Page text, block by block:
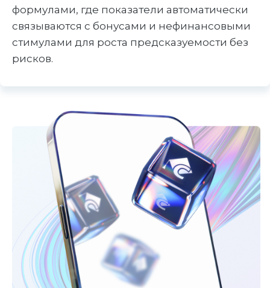
формулами, где показатели автоматически
связываются с бонусами и нефинансовыми
стимулами для роста предсказуемости без
рисков.